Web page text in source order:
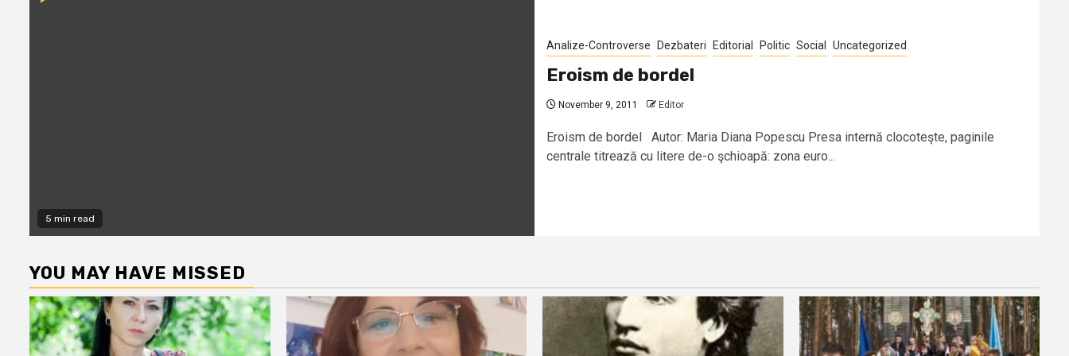
5 min read
Analize-Controverse Dezbateri Editorial Politic Social Uncategorized
Eroism de bordel
November 9, 2011 Editor
Eroism de bordel Autor: Maria Diana Popescu Presa internă clocoteşte, paginile
centrale titrează cu litere de-o şchioapă: zona euro...
YOU MAY HAVE MISSED